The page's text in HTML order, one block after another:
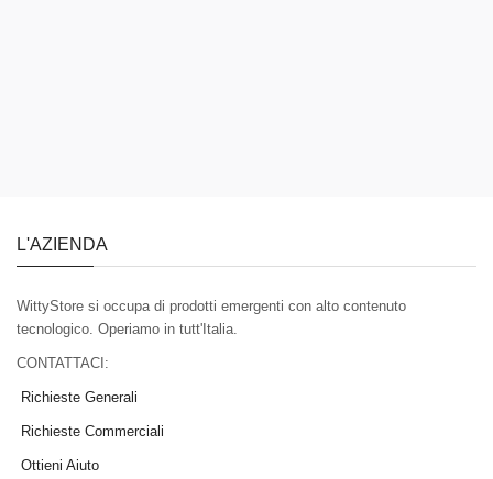
L'AZIENDA
WittyStore si occupa di prodotti emergenti con alto contenuto
tecnologico. Operiamo in tutt'Italia.
CONTATTACI:
Richieste Generali
Richieste Commerciali
Ottieni Aiuto